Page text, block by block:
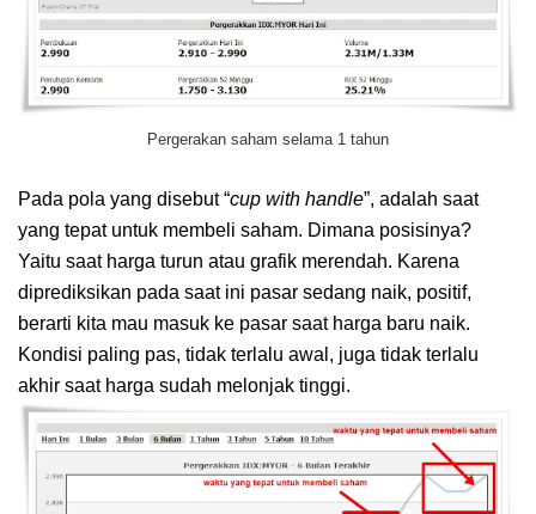
Pergerakan saham selama 1 tahun
Pada pola yang disebut “cup with handle”, adalah saat
yang tepat untuk membeli saham. Dimana posisinya?
Yaitu saat harga turun atau grafik merendah. Karena
diprediksikan pada saat ini pasar sedang naik, positif,
berarti kita mau masuk ke pasar saat harga baru naik.
Kondisi paling pas, tidak terlalu awal, juga tidak terlalu
akhir saat harga sudah melonjak tinggi.